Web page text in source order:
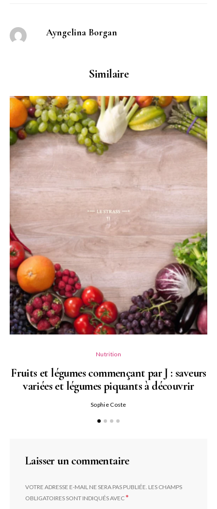
Ayngelina Borgan
Similaire
Nutrition
Fruits et légumes commençant par J : saveurs
variées et légumes piquants à découvrir
Sophie Coste
Laisser un commentaire
VOTRE ADRESSE E-MAIL NE SERA PAS PUBLIÉE. LES CHAMPS
OBLIGATOIRES SONT INDIQUÉS AVEC*